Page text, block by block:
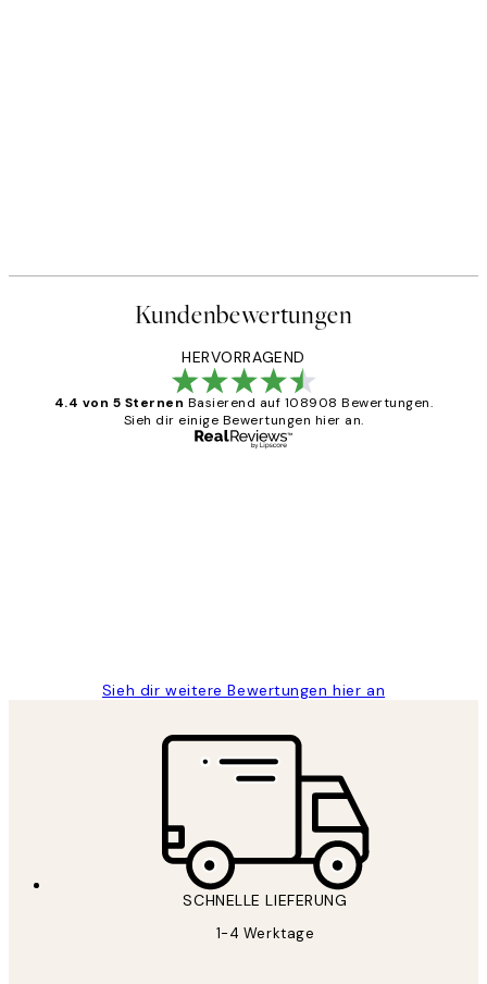
Kundenbewertungen
HERVORRAGEND
4.4 von 5 Sternen Basierend auf 108908 Bewertungen.
Sieh dir einige Bewertungen hier an.
Sieh dir weitere Bewertungen hier an
SCHNELLE LIEFERUNG
1-4 Werktage